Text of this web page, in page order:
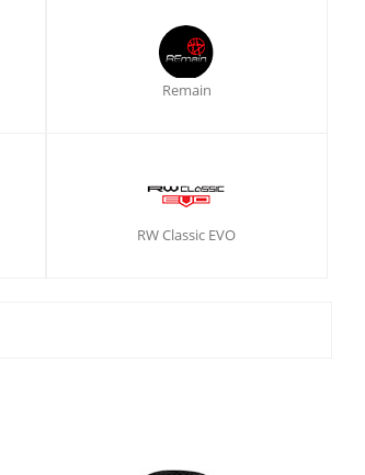
Remain
RW Classic EVO